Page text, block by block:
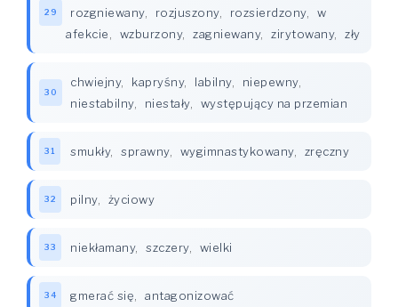
29
rozgniewany, rozjuszony, rozsierdzony,
w
afekcie, wzburzony, zagniewany, zirytowany, zły
30
chwiejny, kapryśny, labilny, niepewny,
niestabilny, niestały, występujący na przemian
31 smukły, sprawny, wygimnastykowany, zręczny
32 pilny, życiowy
33 niekłamany, szczery, wielki
34 gmerać się, antagonizować